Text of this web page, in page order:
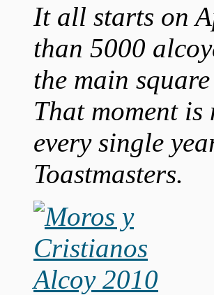
It all starts on
than 5000
the main
That moment
every single
Toastmasters.